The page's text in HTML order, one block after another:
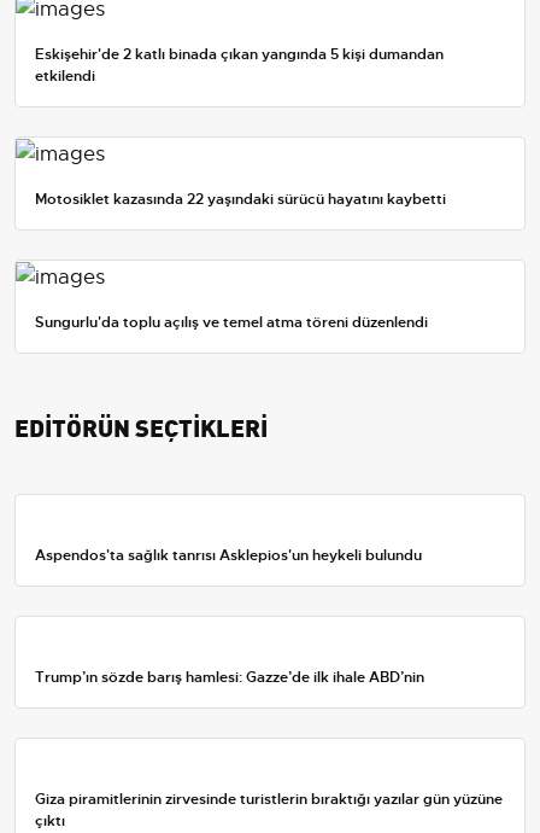
Eskişehir'de 2 katlı binada çıkan yangında 5 kişi dumandan
etkilendi
Motosiklet kazasında 22 yaşındaki sürücü hayatını kaybetti
Sungurlu'da toplu açılış ve temel atma töreni düzenlendi
EDİTÖRÜN SEÇTİKLERİ
Aspendos'ta sağlık tanrısı Asklepios'un heykeli bulundu
Trump’ın sözde barış hamlesi: Gazze’de ilk ihale ABD’nin
Giza piramitlerinin zirvesinde turistlerin bıraktığı yazılar gün yüzüne
çıktı